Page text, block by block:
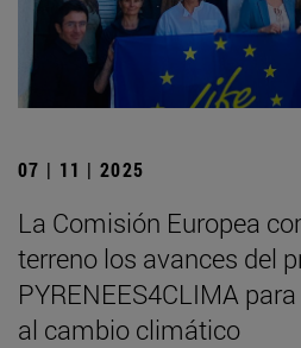
07 | 11 | 2025
La Comisión Europea
terreno los avances del
PYRENEES4CLIMA
al cambio climático